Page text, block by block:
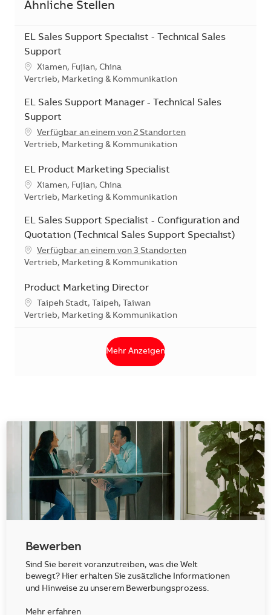
Ähnliche Stellen
EL Sales Support Specialist - Technical Sales
Support
Standort
Xiamen, Fujian, China
Kategorie
Vertrieb, Marketing & Kommunikation
EL Sales Support Manager - Technical Sales
Support
Verfügbar an einem von 2 Standorten
Kategorie
Vertrieb, Marketing & Kommunikation
EL Product Marketing Specialist
Standort
Xiamen, Fujian, China
Kategorie
Vertrieb, Marketing & Kommunikation
EL Sales Support Specialist - Configuration and
Quotation (Technical Sales Support Specialist)
Verfügbar an einem von 3 Standorten
Kategorie
Vertrieb, Marketing & Kommunikation
Product Marketing Director
Standort
Taipeh Stadt, Taipeh, Taiwan
Kategorie
Vertrieb, Marketing & Kommunikation
Mehr Anzeigen
Bewerben
Sind Sie bereit voranzutreiben, was die Welt
bewegt? Hier erhalten Sie zusätzliche Informationen
und Hinweise zu unserem Bewerbungsprozess.
Mehr erfahren